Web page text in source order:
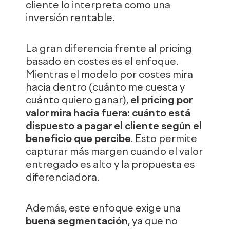
cliente lo interpreta como una
inversión rentable.
La gran diferencia frente al pricing
basado en costes es el enfoque.
Mientras el modelo por costes mira
hacia dentro (cuánto me cuesta y
cuánto quiero ganar), el pricing por
valor mira hacia fuera: cuánto está
dispuesto a pagar el cliente según el
beneficio que percibe. Esto permite
capturar más margen cuando el valor
entregado es alto y la propuesta es
diferenciadora.
Además, este enfoque exige una
buena segmentación, ya que no